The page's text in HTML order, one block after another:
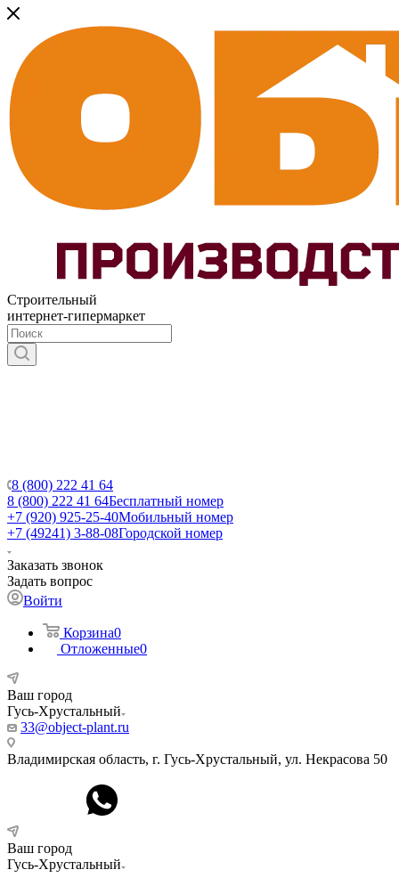
Строительный
интернет-гипермаркет
8 (800) 222 41 64
8 (800) 222 41 64Бесплатный номер
+7 (920) 925-25-40Мобильный номер
+7 (49241) 3-88-08Городской номер
Заказать звонок
Задать вопрос
Войти
Корзина0
Отложенные0
Ваш город
Гусь-Хрустальный
33@object-plant.ru
Владимирская область, г. Гусь-Хрустальный, ул. Некрасова 50
Ваш город
Гусь-Хрустальный